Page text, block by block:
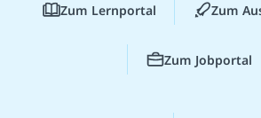
Zum Lernportal Zum
Zum Jobportal